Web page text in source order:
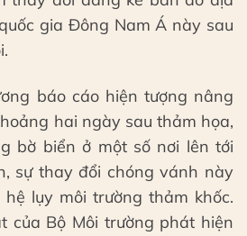
gia Đông Nam Á này sau
báo cáo hiện tượng nâng
hai ngày sau thảm họa,
bờ biển ở một số nơi lên tới
sự thay đổi chóng vánh này
lụy môi trường thảm khốc.
của Bộ Môi trường phát hiện